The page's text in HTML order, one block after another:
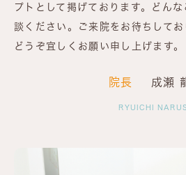
プトとして掲げております。どん
談ください。ご来院をお待ちしてお
どうぞ宜しくお願い申し上げます。
院長 成瀬
RYUICHI